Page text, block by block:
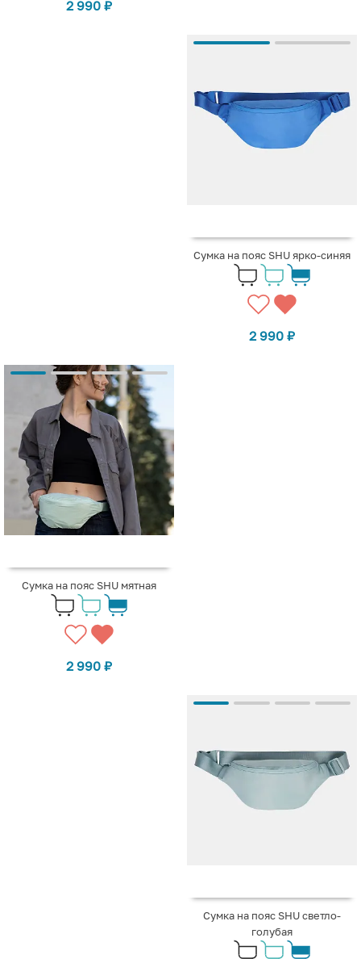
2 990 ₽
Сумка на пояс SHU ярко-синяя
2 990 ₽
Сумка на пояс SHU мятная
2 990 ₽
Сумка на пояс SHU светло-
голубая